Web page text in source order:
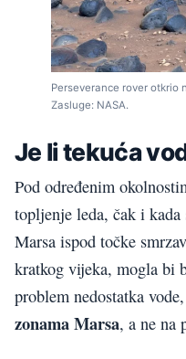
Perseverance rover otkrio
Zasluge: NASA.
Je li tekuća
Pod određenim
topljenje leda, čak i kada
Marsa ispod točke
kratkog vijeka, mogla bi
problem nedostatka vode,
zonama Marsa, a ne na